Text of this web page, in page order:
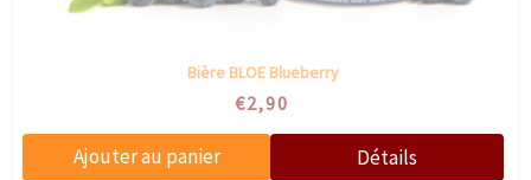
Bière BLOE Blueberry
€2,90